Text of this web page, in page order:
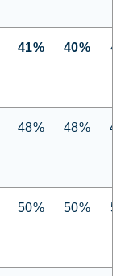
41% 40%
48% 48%
50% 50%